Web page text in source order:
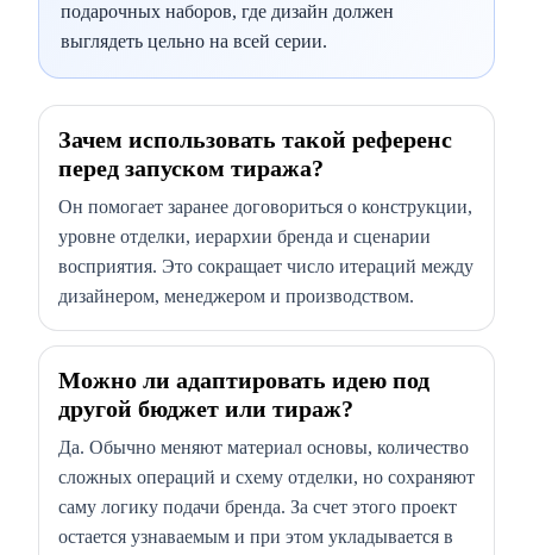
подарочных наборов, где дизайн должен
выглядеть цельно на всей серии.
Зачем использовать такой референс
перед запуском тиража?
Он помогает заранее договориться о конструкции,
уровне отделки, иерархии бренда и сценарии
восприятия. Это сокращает число итераций между
дизайнером, менеджером и производством.
Можно ли адаптировать идею под
другой бюджет или тираж?
Да. Обычно меняют материал основы, количество
сложных операций и схему отделки, но сохраняют
саму логику подачи бренда. За счет этого проект
остается узнаваемым и при этом укладывается в